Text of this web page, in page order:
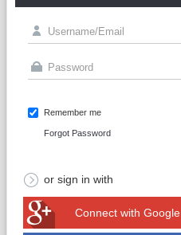
Remember me
Forgot Password
or sign in with
Connect with Google